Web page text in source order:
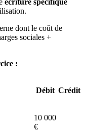
écriture spécifique
dont le coût de
sociales +
:
Débit Crédit
10 000
€